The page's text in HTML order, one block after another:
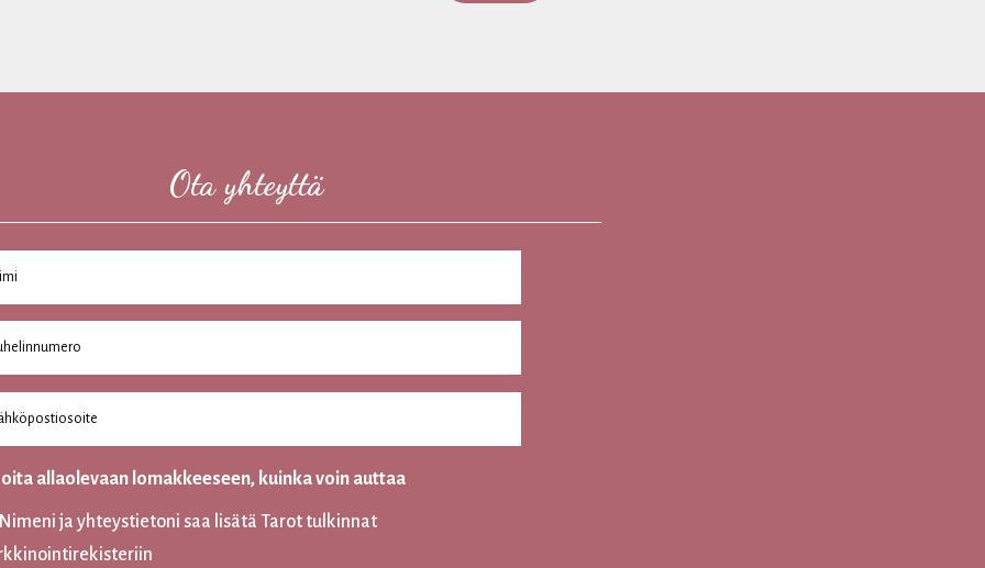
Ota yhteyttä
allaolevaan lomakkeeseen, kuinka voin auttaa
ja yhteystietoni saa lisätä Tarot tulkinnat